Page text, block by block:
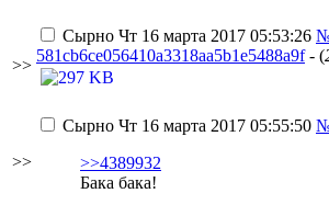
>>
Сырно Чт 16 марта 2017 05:53:26
581cb6ce056410a3318aa5b1e5488a9f- (
>>
Сырно Чт 16 марта 2017 05:55:50
>>4389932
Бака бака!